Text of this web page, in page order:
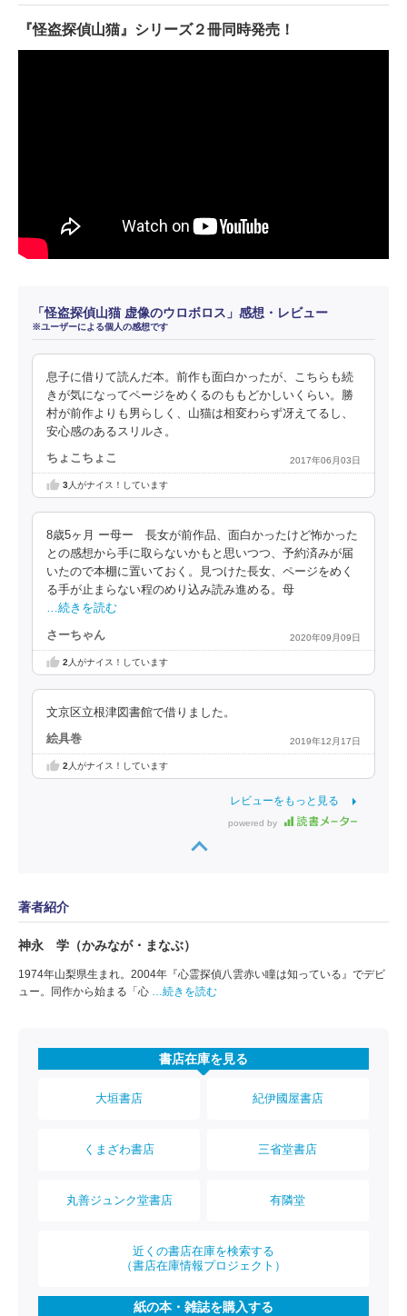
『怪盗探偵山猫』シリーズ２冊同時発売！
「怪盗探偵山猫 虚像のウロボロス」感想・レビュー
※ユーザーによる個人の感想です
息子に借りて読んだ本。前作も面白かったが、こちらも続
きが気になってページをめくるのももどかしいくらい。勝
村が前作よりも男らしく、山猫は相変わらず冴えてるし、
安心感のあるスリルさ。
ちょこちょこ 2017年06月03日
3人がナイス！しています
8歳5ヶ月 ー母ー 長女が前作品、面白かったけど怖かった
との感想から手に取らないかもと思いつつ、予約済みが届
いたので本棚に置いておく。見つけた長女、ページをめく
る手が止まらない程のめり込み読み進める。母
…続きを読む
さーちゃん 2020年09月09日
2 人がナイス！しています
文京区立根津図書館で借りました。
絵具巻 2019年12月17日
2人がナイス！しています
レビューをもっと見る
powered by
著者紹介
神永 学（かみなが・まなぶ）
1974年山梨県生まれ。2004年『心霊探偵八雲赤い瞳は知っている』でデビ
ュー。同作から始まる「心 …続きを読む
書店在庫を見る
大垣書店 紀伊國屋書店
くまざわ書店 三省堂書店
丸善ジュンク堂書店 有隣堂
近くの書店在庫を検索する
（書店在庫情報プロジェクト）
紙の本・雑誌を購入する